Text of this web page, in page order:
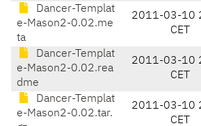
Dancer-Templat
e-Mason2-0.02.me
ta
2011-03-10
CET
Dancer-Templat
e-Mason2-0.02.rea
dme
2011-03-10
CET
Dancer-Templat
e-Mason2-0.02.tar.
2011-03-10
CET